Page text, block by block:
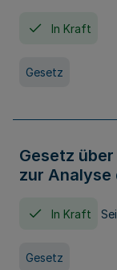
In Kraft
Gesetz
Gesetz
zur Analyse
In Kraft
Gesetz